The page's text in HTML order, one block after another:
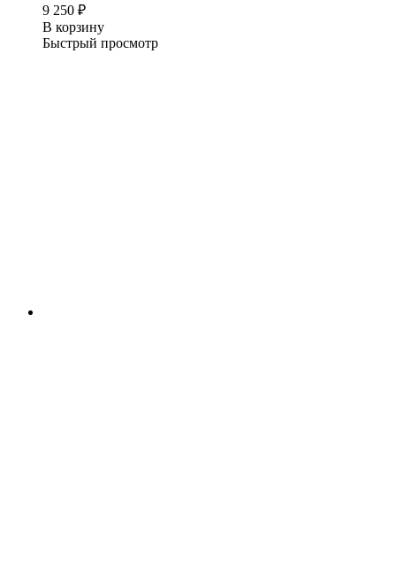
9 250 ₽
В корзину
Быстрый просмотр